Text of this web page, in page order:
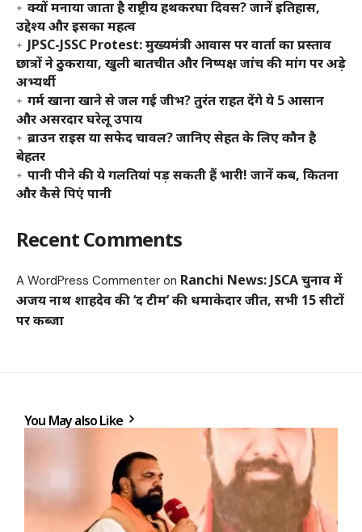
क्यों मनाया जाता है राष्ट्रीय हथकरघा दिवस? जानें इतिहास,
उद्देश्य और इसका महत्व
JPSC-JSSC Protest: मुख्यमंत्री आवास पर वार्ता का प्रस्ताव
छात्रों ने ठुकराया, खुली बातचीत और निष्पक्ष जांच की मांग पर अड़े
अभ्यर्थी
गर्म खाना खाने से जल गई जीभ? तुरंत राहत देंगे ये 5 आसान
और असरदार घरेलू उपाय
ब्राउन राइस या सफेद चावल? जानिए सेहत के लिए कौन है
बेहतर
पानी पीने की ये गलतियां पड़ सकती हैं भारी! जानें कब, कितना
और कैसे पिएं पानी
Recent Comments
A WordPress Commenter on Ranchi News: JSCA चुनाव में
अजय नाथ शाहदेव की ‘द टीम’ की धमाकेदार जीत, सभी 15 सीटों
पर कब्जा
You May also Like